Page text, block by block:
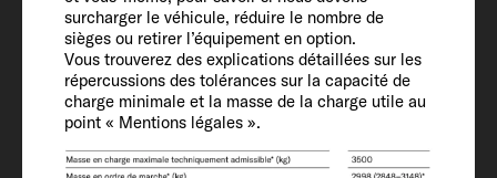
surcharger le véhicule, réduire le nombre de
sièges ou retirer l’équipement en option.
Vous trouverez des explications détaillées sur les
répercussions des tolérances sur la capacité de
charge minimale et la masse de la charge utile au
point « Mentions légales ».
Pneumatiques
225/75 R 16 CP
Empattement
380